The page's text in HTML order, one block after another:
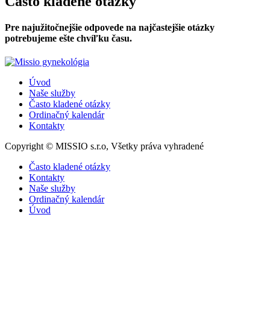
Pre najužitočnejšie odpovede na najčastejšie otázky
potrebujeme ešte chvíľku času.
Úvod
Naše služby
Často kladené otázky
Ordinačný kalendár
Kontakty
Copyright © MISSIO s.r.o, Všetky práva vyhradené
Často kladené otázky
Kontakty
Naše služby
Ordinačný kalendár
Úvod